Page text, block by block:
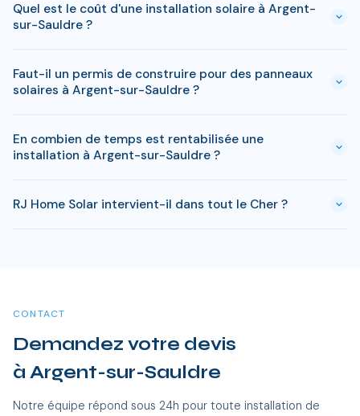
Quel est le coût d'une installation solaire à Argent-
sur-Sauldre ?
à 9 kWc). Après les aides disponibles en Cher
(MaPrimeRénov', prime autoconsommation, TVA réduite), le
reste à charge peut descendre sous 4 000 € pour une
installation standard de 3 kWc.
Faut-il un permis de construire pour des panneaux
solaires à Argent-sur-Sauldre ?
à Argent-sur-Sauldre. Si votre bien est classé ou en zone
protégée en Cher, des règles spécifiques peuvent
s'appliquer. RJ Home Solar gère toutes ces démarches sans
surcoût.
En combien de temps est rentabilisée une
installation à Argent-sur-Sauldre ?
est atteint en 8-10 ans pour une installation standard.
L'electricite produite est ensuite quasi gratuite pendant 15 a
RJ Home Solar intervient-il dans tout le Cher ?
CONTACT
Demandez votre devis
à Argent-sur-Sauldre
Notre équipe répond sous 24h pour toute installation de